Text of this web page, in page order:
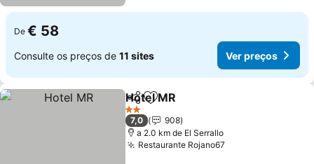
De € 58
Consulte os preços de 11 sites Ver preços
PartilharAdicionar aos favoritos
Hotel MR
2 Estrelas
7,0
908
a 2.0 km de El Serrallo
Restaurante Rojano67